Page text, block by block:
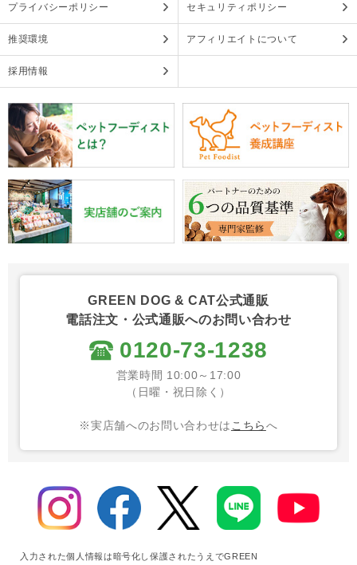
プライバシーポリシー セキュリティポリシー
推奨環境 アフィリエイトについて
採用情報
GREEN DOG & CAT公式通販
電話注文・公式通販へのお問い合わせ
0120-73-1238
営業時間 10:00～17:00
（日曜・祝日除く）
※実店舗へのお問い合わせは こちらへ
入力された個人情報は暗号化し保護されたうえでGREEN